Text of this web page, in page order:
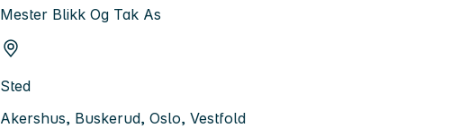
Mester Blikk Og Tak As
Sted
Akershus, Buskerud, Oslo, Vestfold